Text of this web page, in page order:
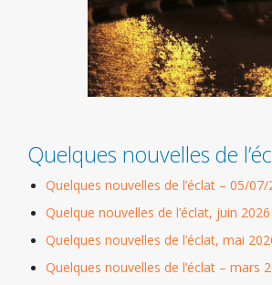
Quelques nouvelles de
Quelques nouvelles de l’éclat – 05/07/
Quelque nouvelles de l’éclat, juin 2026
Quelques nouvelles de l’éclat, mai
Quelques nouvelles de l’éclat – mars